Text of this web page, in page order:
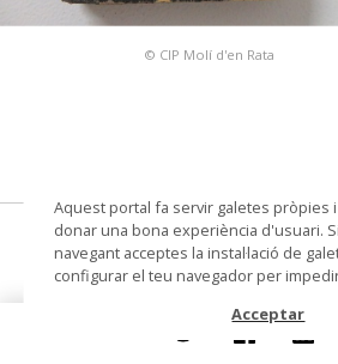
© CIP Molí d'en Rata
Mannà del
Aquest portal fa servir galetes pròpies
donar una bona experiència d'usuari.
navegant acceptes la instal·lació de
configurar el teu navegador per
Acceptar